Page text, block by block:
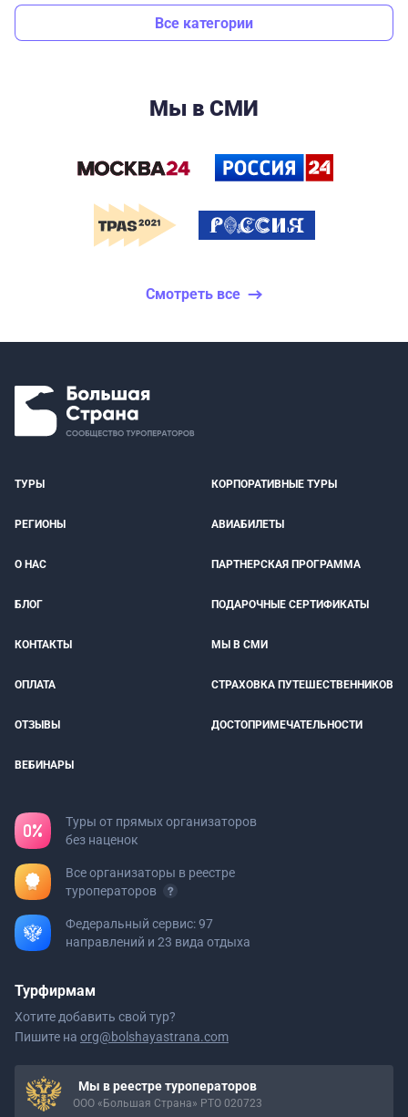
Все категории
Мы в СМИ
Смотреть все
ТУРЫ КОРПОРАТИВНЫЕ ТУРЫ
РЕГИОНЫ АВИАБИЛЕТЫ
О НАС ПАРТНЕРСКАЯ ПРОГРАММА
БЛОГ ПОДАРОЧНЫЕ СЕРТИФИКАТЫ
КОНТАКТЫ МЫ В СМИ
ОПЛАТА СТРАХОВКА ПУТЕШЕСТВЕННИКОВ
ОТЗЫВЫ ДОСТОПРИМЕЧАТЕЛЬНОСТИ
ВЕБИНАРЫ
Туры от прямых организаторов
без наценок
Все организаторы в реестре
туроператоров
Федеральный сервис: 97
направлений и 23 вида отдыха
Турфирмам
Хотите добавить свой тур?
Пишите на org@bolshayastrana.com
Мы в реестре туроператоров
ООО «Большая Страна» РТО 020723